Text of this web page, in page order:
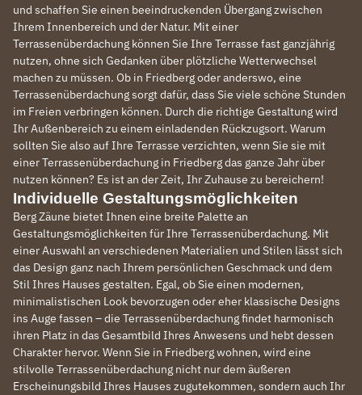
und schaffen Sie einen beeindruckenden Übergang zwischen
Ihrem Innenbereich und der Natur. Mit einer
Terrassenüberdachung können Sie Ihre Terrasse fast ganzjährig
nutzen, ohne sich Gedanken über plötzliche Wetterwechsel
machen zu müssen. Ob in Friedberg oder anderswo, eine
Terrassenüberdachung sorgt dafür, dass Sie viele schöne Stunden
im Freien verbringen können. Durch die richtige Gestaltung wird
Ihr Außenbereich zu einem einladenden Rückzugsort. Warum
sollten Sie also auf Ihre Terrasse verzichten, wenn Sie sie mit
einer Terrassenüberdachung in Friedberg das ganze Jahr über
nutzen können? Es ist an der Zeit, Ihr Zuhause zu bereichern!
Individuelle Gestaltungsmöglichkeiten
Berg Zäune bietet Ihnen eine breite Palette an
Gestaltungsmöglichkeiten für Ihre Terrassenüberdachung. Mit
einer Auswahl an verschiedenen Materialien und Stilen lässt sich
das Design ganz nach Ihrem persönlichen Geschmack und dem
Stil Ihres Hauses gestalten. Egal, ob Sie einen modernen,
minimalistischen Look bevorzugen oder eher klassische Designs
ins Auge fassen – die Terrassenüberdachung findet harmonisch
ihren Platz in das Gesamtbild Ihres Anwesens und hebt dessen
Charakter hervor. Wenn Sie in Friedberg wohnen, wird eine
stilvolle Terrassenüberdachung nicht nur dem äußeren
Erscheinungsbild Ihres Hauses zugutekommen, sondern auch Ihr